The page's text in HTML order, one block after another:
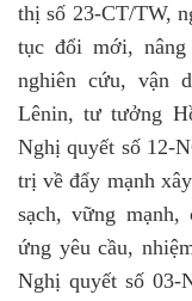
thị số 23-CT/TW,
tục đổi mới,
nghiên cứu, vận
Lênin, tư tưởng
Nghị quyết số 12-
trị về đẩy mạnh
sạch, vững
ứng yêu cầu,
Nghị quyết số 03-